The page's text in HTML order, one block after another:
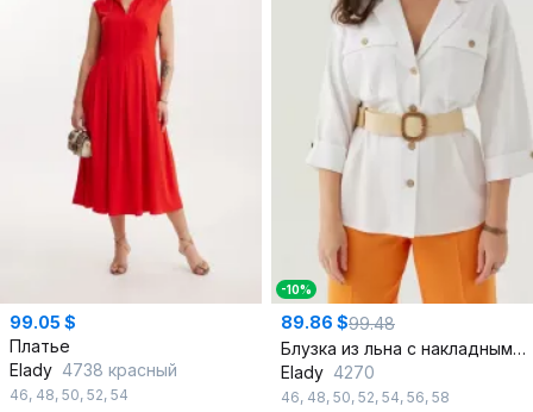
99.05 $
Платье
Elady 4738 красный
46, 48, 50, 52, 54
-10%
89.86 $99.48
Блузка из льна с накладными карманами и пуговицами
Elady 4270
46, 48, 50, 52, 54, 56, 58